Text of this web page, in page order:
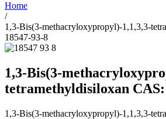
Home
/
1,3-Bis(3-methacryloxypropyl)-1,1,3,3-
18547-93-8
1,3-Bis(3-
tetramethyldisiloxan CAS:
1,3-Bis(3-methacryloxypropyl)-1,1,3,3-